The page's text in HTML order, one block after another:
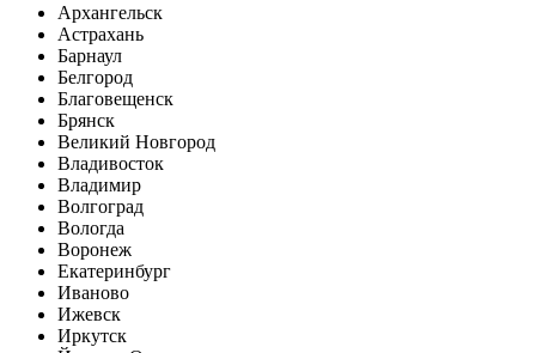
Архангельск
Астрахань
Барнаул
Белгород
Благовещенск
Брянск
Великий Новгород
Владивосток
Владимир
Волгоград
Вологда
Воронеж
Екатеринбург
Иваново
Ижевск
Иркутск